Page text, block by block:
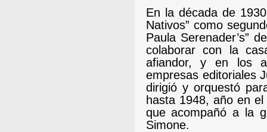
En la década de
Nativos” como
Paula Serenader’s”
colaborar con la
afiandor, y en los
empresas editoriales
dirigió y orquestó
hasta 1948, año en el
que acompañó a la
Simone.